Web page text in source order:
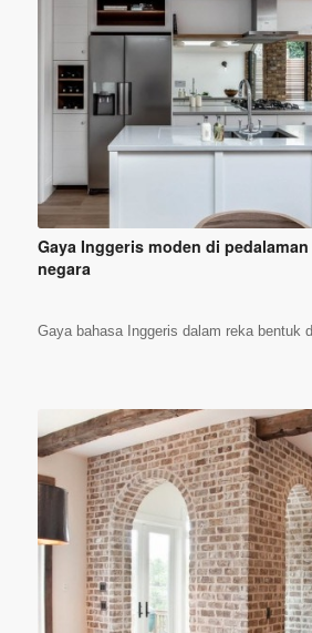
Gaya Inggeris moden di
negara
Gaya bahasa Inggeris dalam reka bentuk